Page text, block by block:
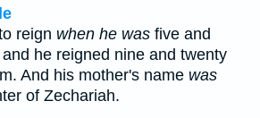
reign when he was five and
he reigned nine and twenty
And his mother's name was
of Zechariah.